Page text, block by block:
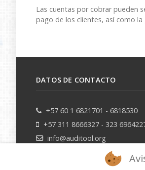
Las cuentas por cobrar pueden
pago de los clientes, así como
DATOS DE CONTACTO
+57 60 1 6821701 - 6818530
+57 311 8666327 - 323
info@auditool.org
Bogotá, Colombia